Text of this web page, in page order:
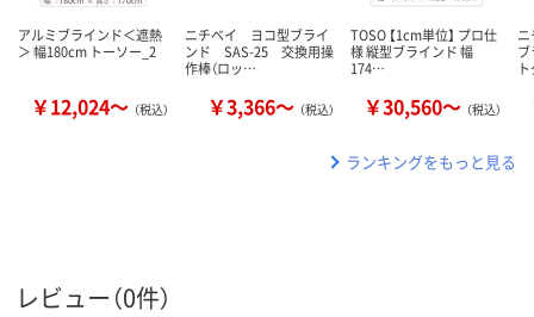
アルミブラインド＜遮熱
＞ 幅180cm トーソー_2
￥12,024～ （税込）
ニチベイ ヨコ型ブライ
ンド SAS-25 交換用操
作棒（ロッ…
￥3,366～ （税込）
TOSO 【1cm単位】 プロ仕
様 縦型ブラインド 幅
174…
￥30,560～ （税込）
ランキングをもっと見る
レビュー（0件）